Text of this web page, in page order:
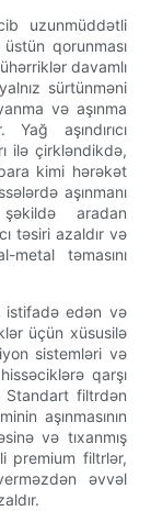
uzunmüddətli
qorunması
davamlı
sürtünməni
və aşınma
aşındırıcı
ilə çirkləndikdə,
kimi hərəkət
aşınmanı
aradan
təsiri azaldır və
təmasını
istifadə edən və
üçün xüsusilə
sistemləri və
qarşı
Standart filtrdən
aşınmasının
və tıxanmış
premium filtrlər,
əvvəl